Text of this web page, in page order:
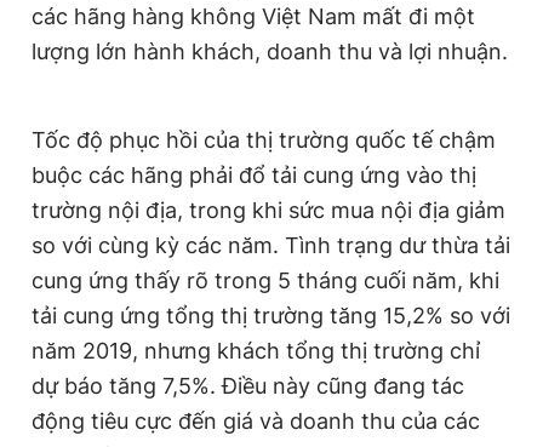
các hãng hàng không Việt Nam mất đi một
lượng lớn hành khách, doanh thu và lợi nhuận.
Tốc độ phục hồi của thị trường quốc tế chậm
buộc các hãng phải đổ tải cung ứng vào thị
trường nội địa, trong khi sức mua nội địa giảm
so với cùng kỳ các năm. Tình trạng dư thừa tải
cung ứng thấy rõ trong 5 tháng cuối năm, khi
tải cung ứng tổng thị trường tăng 15,2% so với
năm 2019, nhưng khách tổng thị trường chỉ
dự báo tăng 7,5%. Điều này cũng đang tác
động tiêu cực đến giá và doanh thu của các